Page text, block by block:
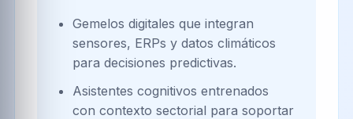
Gemelos digitales que integran
sensores, ERPs y datos climáticos
para decisiones predictivas.
Asistentes cognitivos entrenados
con contexto sectorial para soportar